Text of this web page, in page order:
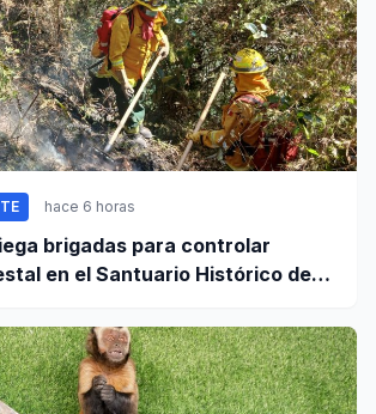
hace 6 horas
brigadas para controlar
en el Santuario Histórico de